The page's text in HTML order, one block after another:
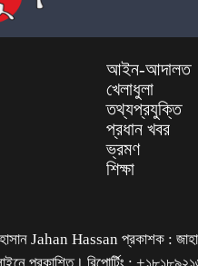
আইন-আদালত
খেলাধুলা
তথ্যপ্রযুক্তি
প্রধান খবর
ভ্রমণ
শিক্ষা
Jahan Hassan প্রকাশক :